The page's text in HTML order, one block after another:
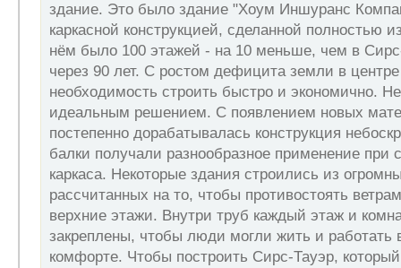
здание. Это было здание "Хоум Иншуранс
каркасной конструкцией, сделанной полностью
нём было 100 этажей - на 10 меньше, чем в
через 90 лет. С ростом дефицита земли в центре
необходимость строить быстро и экономично.
идеальным решением. С появлением новых
постепенно дорабатывалась конструкция
балки получали разнообразное применение при
каркаса. Некоторые здания строились из
рассчитанных на то, чтобы противостоять
верхние этажи. Внутри труб каждый этаж и
закреплены, чтобы люди могли жить и работать
комфорте. Чтобы построить Сирс-Тауэр,